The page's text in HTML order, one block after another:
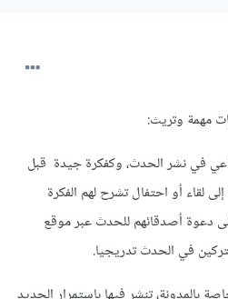
مهمة وتريث:
في نشر الحدث، وكفكرة جيدة قبل
لقاء أو احتفال تشرح لهم الفكرة
دعوة أصدقائهم للحدث عبر موقع
في الحدث تدريجيا.